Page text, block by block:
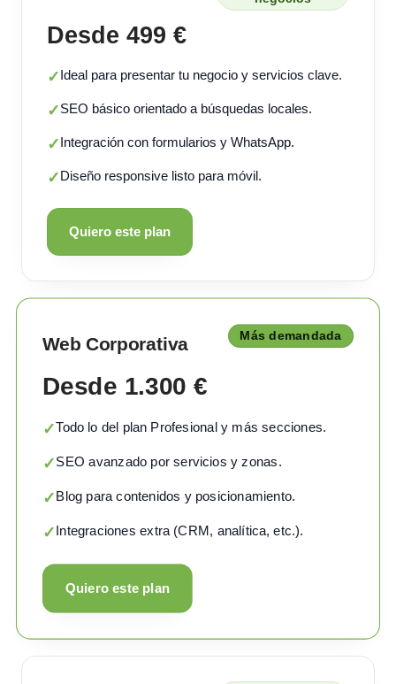
Desde 499 €
✓Ideal para presentar tu negocio y servicios clave.
✓SEO básico orientado a búsquedas locales.
✓Integración con formularios y WhatsApp.
✓Diseño responsive listo para móvil.
Quiero este plan
Web Corporativa Más demandada
Desde 1.300 €
✓Todo lo del plan Profesional y más secciones.
✓SEO avanzado por servicios y zonas.
✓Blog para contenidos y posicionamiento.
✓Integraciones extra (CRM, analítica, etc.).
Quiero este plan